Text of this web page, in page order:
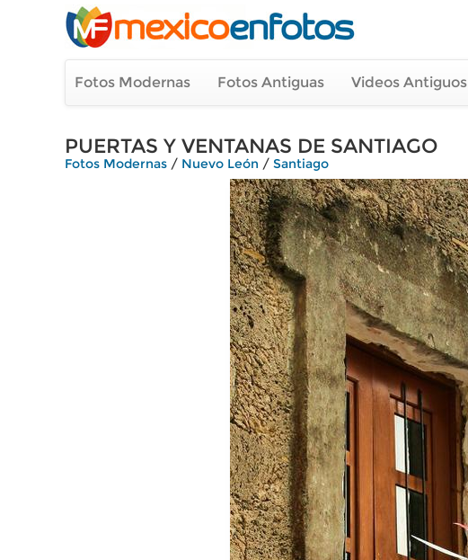
Fotos Modernas Fotos Antiguas Videos Antiguos
PUERTAS Y VENTANAS DE SANTIAGO
Fotos Modernas / Nuevo León / Santiago